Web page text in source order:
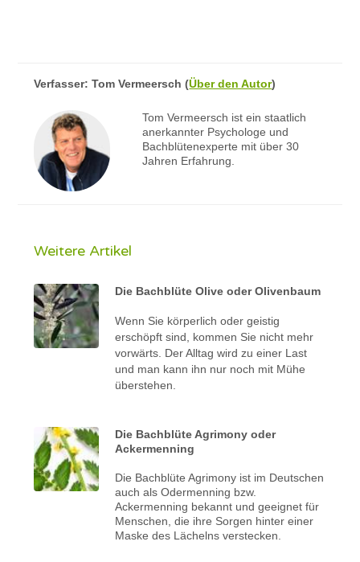
Verfasser:Tom Vermeersch (Über den Autor)
Tom Vermeersch ist ein staatlich
anerkannter Psychologe und
Bachblütenexperte mit über 30
Jahren Erfahrung.
Weitere Artikel
Die Bachblüte Olive oder Olivenbaum
Wenn Sie körperlich oder geistig
erschöpft sind, kommen Sie nicht mehr
vorwärts. Der Alltag wird zu einer Last
und man kann ihn nur noch mit Mühe
überstehen.
Die Bachblüte Agrimony oder
Ackermenning
Die Bachblüte Agrimony ist im Deutschen
auch als Odermenning bzw.
Ackermenning bekannt und geeignet für
Menschen, die ihre Sorgen hinter einer
Maske des Lächelns verstecken.